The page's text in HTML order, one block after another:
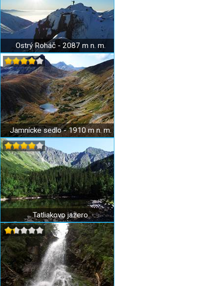
Ostrý Roháč - 2087 m n. m.
Jamnícke sedlo - 1910 m n. m.
Tatliakovo jazero